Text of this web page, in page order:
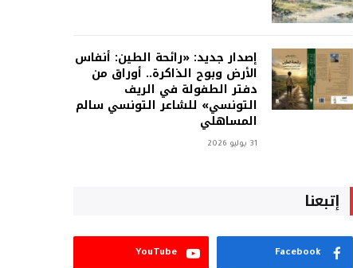
إصدار جديد: «رائحة الطين: أنفاس
الأرض وبوح الذاكرة.. أوراق من
دفتر الطفولة في الريف
التونسي» للشاعر التونسي سالم
المساهلي
31 يوليو 2026
إتبعنا
Facebook
YouTube